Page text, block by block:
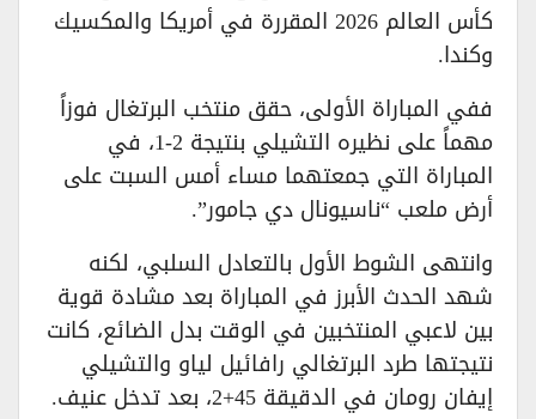
كأس العالم 2026 المقررة في أمريكا والمكسيك
وكندا.
ففي المباراة الأولى، حقق منتخب البرتغال فوزاً
مهماً على نظيره التشيلي بنتيجة 2-1، في
المباراة التي جمعتهما مساء أمس السبت على
أرض ملعب “ناسيونال دي جامور”.
وانتهى الشوط الأول بالتعادل السلبي، لكنه
شهد الحدث الأبرز في المباراة بعد مشادة قوية
بين لاعبي المنتخبين في الوقت بدل الضائع، كانت
نتيجتها طرد البرتغالي رافائيل لياو والتشيلي
إيفان رومان في الدقيقة 45+2، بعد تدخل عنيف.